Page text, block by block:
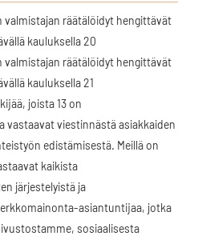
joista 13 on
viestinnästä asiakkaiden
edistämisestä. Meillä on
kaikista
järjestelyistä ja
asiantuntijaa, jotka
sosiaalisesta